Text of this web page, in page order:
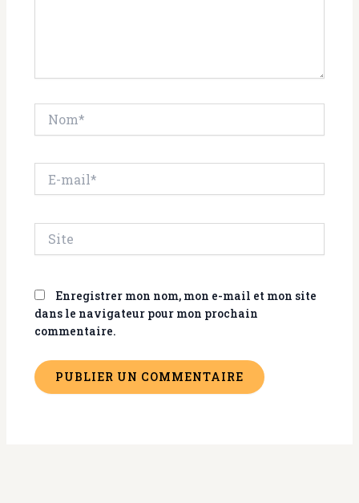
mail*
Enregistrer mon nom, mon e-mail et mon site
dans le navigateur pour mon prochain
commentaire.